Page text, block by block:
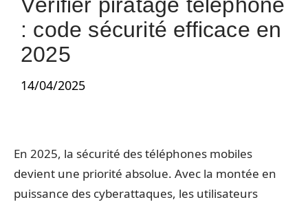
: code sécurité efficace en
2025
14/04/2025
En 2025, la sécurité des téléphones mobiles
devient une priorité absolue. Avec la montée en
puissance des cyberattaques, les utilisateurs